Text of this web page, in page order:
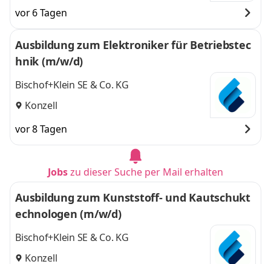
vor 6 Tagen
Ausbildung zum Elektroniker für Betriebstec
hnik (m/w/d)
Bischof+Klein SE & Co. KG
Konzell
vor 8 Tagen
Jobszu dieser Suche per Mail erhalten
Ausbildung zum Kunststoff- und Kautschukt
echnologen (m/w/d)
Bischof+Klein SE & Co. KG
Konzell